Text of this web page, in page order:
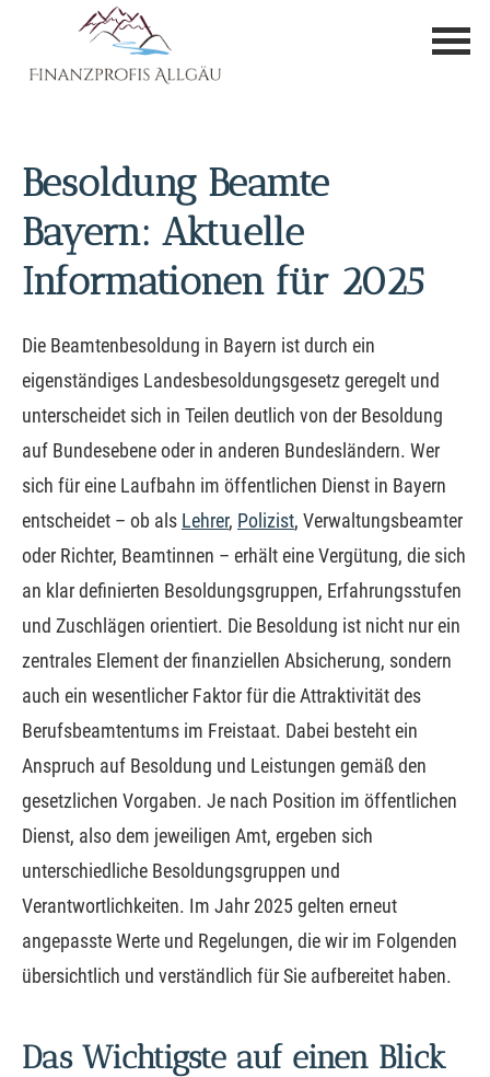
Besoldung Beamte
Bayern: Aktuelle
Informationen für 2025
Die Beamtenbesoldung in Bayern ist durch ein
eigenständiges Landesbesoldungsgesetz geregelt und
unterscheidet sich in Teilen deutlich von der Besoldung
auf Bundesebene oder in anderen Bundesländern. Wer
sich für eine Laufbahn im öffentlichen Dienst in Bayern
entscheidet – ob als Lehrer, Polizist, Verwaltungsbeamter
oder Richter, Beamtinnen – erhält eine Vergütung, die sich
an klar definierten Besoldungsgruppen, Erfahrungsstufen
und Zuschlägen orientiert. Die Besoldung ist nicht nur ein
zentrales Element der finanziellen Absicherung, sondern
auch ein wesentlicher Faktor für die Attraktivität des
Berufsbeamtentums im Freistaat. Dabei besteht ein
Anspruch auf Besoldung und Leistungen gemäß den
gesetzlichen Vorgaben. Je nach Position im öffentlichen
Dienst, also dem jeweiligen Amt, ergeben sich
unterschiedliche Besoldungsgruppen und
Verantwortlichkeiten. Im Jahr 2025 gelten erneut
angepasste Werte und Regelungen, die wir im Folgenden
übersichtlich und verständlich für Sie aufbereitet haben.
Das Wichtigste auf einen Blick